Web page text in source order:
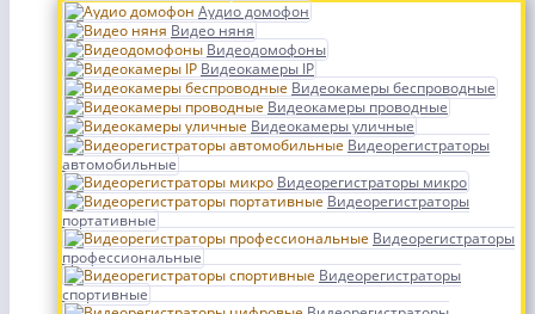
Аудио домофон
Видео няня
Видеодомофоны
Видеокамеры IP
Видеокамеры беспроводные
Видеокамеры проводные
Видеокамеры уличные
Видеорегистраторы
автомобильные
Видеорегистраторы микро
Видеорегистраторы
портативные
Видеорегистраторы
профессиональные
Видеорегистраторы
спортивные